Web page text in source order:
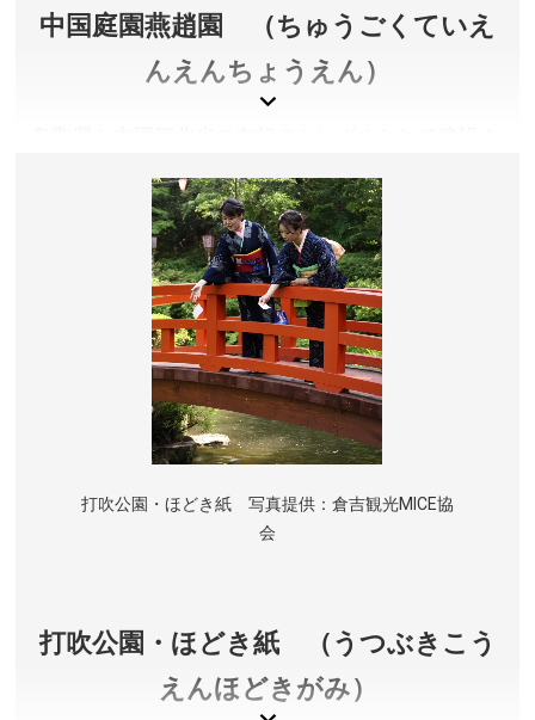
中国庭園燕趙園 （ちゅうごくていえ
んえんちょうえん）
雑技ショーを開催しています。大好評のチャイナド
レスレンタルはベビー用から女性用、男性用まで多
数ご用意。近隣には中国風の内装を施した道の駅や
本格的な中華料理が楽しめるレストランもありま
す。日本にいながらも、“中国”をとことん感じられ
るスポットです。
鳥取県東伯郡湯梨浜町
入園料／大人500円、小中学生200円 ※道の駅の入園料
開園時間／9:00～17:00(16:30 最終入園)
お問い合わせ／0858-32-2180
中国庭園燕趙園 公式サイト
打吹公園・ほどき紙 写真提供：倉吉観光MICE協
会
打吹公園・ほどき紙 （うつぶきこう
えんほどきがみ）